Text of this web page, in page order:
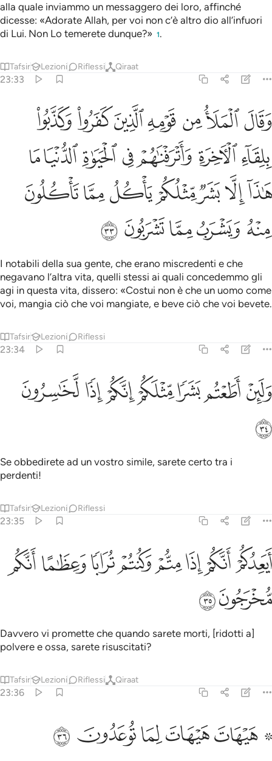
alla quale inviammo un messaggero dei loro, affinché
dicesse: «Adorate Allah, per voi non c’è altro dio all’infuori
di Lui. Non Lo temerete dunque?» 1.
Tafsir Lezioni Riflessi Qiraat
23:33
وقال الملا من قومه الذين كفروا وكذبوا بلقاء الاخرة واترفناهم في
وَقَالَ ٱلْمَلَأُ مِن قَوْمِهِ ٱلَّذِينَ كَفَرُوا۟ وَكَذَّبُوا۟ بِلِقَآءِ ٱلْـَٔاخِرَةِ
ﱹﱺﱻﱼﱽﱾﱿ
ﲀﲁﲂﲃﲄﲅﲆ
ﲇﲈﲉﲊﲋﲌﲍ
ﲎ ﲏﲐﲑ ﲒ
I notabili della sua gente, che erano miscredenti e che
negavano l’altra vita, quelli stessi ai quali concedemmo gli
agi in questa vita, dissero: «Costui non è che un uomo come
voi, mangia ciò che voi mangiate, e beve ciò che voi bevete.
Tafsir Lezioni Riflessi
23:34
ولين اطعتم بشرا مثلكم انكم اذا لخاسرون ٣٤
وَلَئِنْ أَطَعْتُم بَشَرًۭا مِّثْلَكُمْ إِنَّكُمْ إِذًۭا لَّخَـٰسِرُونَ ٣٤
ﲓﲔﲕﲖﲗﲘﲙ
ﲚ
Se obbedirete ad un vostro simile, sarete certo tra i
perdenti!
Tafsir Lezioni Riflessi
23:35
ايعدكم انكم اذا متم وكنتم ترابا وعظاما انكم مخرجون ٣٥
أَيَعِدُكُمْ أَنَّكُمْ إِذَا مِتُّمْ وَكُنتُمْ تُرَابًۭا وَعِظَـٰمًا أَنَّكُم مُّخْرَجُونَ ٣٥
ﲛﲜﲝﲞﲟﲠﲡﲢ
ﲣﲤ
Davvero vi promette che quando sarete morti, [ridotti a]
polvere e ossa, sarete risuscitati?
Tafsir Lezioni Riflessi Qiraat
23:36
۞ هيهات هيهات لما توعدون ٣٦
۞ هَيْهَاتَ هَيْهَاتَ لِمَا تُوعَدُونَ ٣٦
ﲥ ﲦﲧﲨﲩ ﲪ